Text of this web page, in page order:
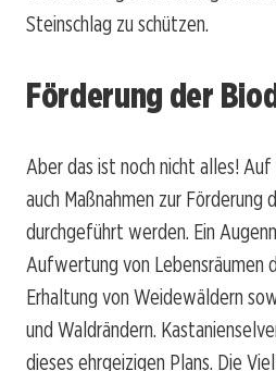
Steinschlag zu schützen.
Förderung der
Aber das ist noch nicht alles!
auch Maßnahmen zur Förderung
durchgeführt werden. Ein
Aufwertung von Lebensräumen
Erhaltung von Weidewäldern
und Waldrändern.
dieses ehrgeizigen Plans. Die